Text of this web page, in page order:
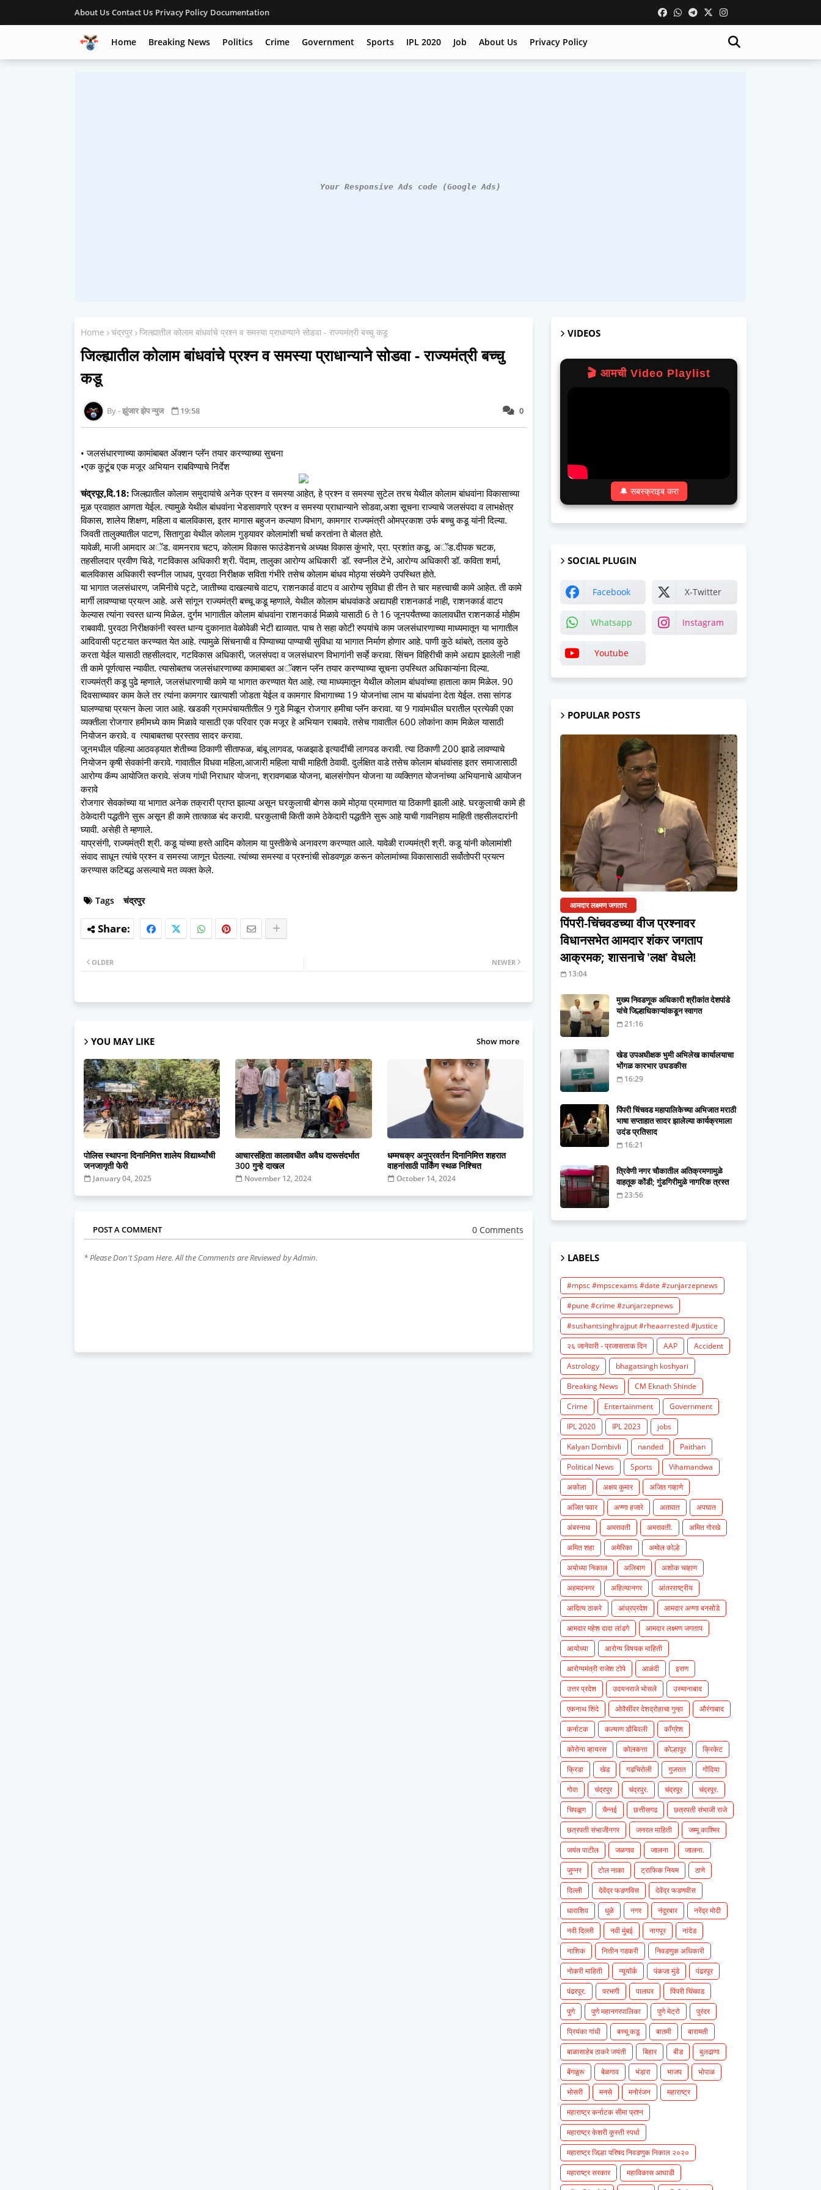
About Us Contact Us Privacy Policy Documentation
Home Breaking News Politics Crime Government Sports IPL 2020 Job About Us Privacy Policy
Your Responsive Ads code (Google Ads)
Home चंद्रपुर जिल्ह्यातील कोलाम बांधवांचे प्रश्न व समस्या प्राधान्याने सोडवा - राज्यमंत्री बच्चु कडू
जिल्ह्यातील कोलाम बांधवांचे प्रश्न व समस्या प्राधान्याने सोडवा - राज्यमंत्री बच्चु
कडू
0
झुंजार झेप न्युज 19:58
• जलसंधारणाच्या कामांबाबत ॲक्शन प्लॅन तयार करण्याच्या सुचना
•एक कुटूंब एक मजूर अभियान राबविण्याचे निर्देश
चंद्रपूर,दि.18:जिल्ह्यातील कोलाम समुदायांचे अनेक प्रश्न व समस्या आहेत, हे प्रश्न व समस्या सुटेल तरच येथील कोलाम बांधवांना विकासाच्या
मूळ प्रवाहात आणता येईल. त्यामुळे येथील बांधवांना भेडसावणारे प्रश्न व समस्या प्राधान्याने सोडवा,अशा सूचना राज्याचे जलसंपदा व लाभक्षेत्र
विकास, शालेय शिक्षण, महिला व बालविकास, इतर मागास बहुजन कल्याण विभाग, कामगार राज्यमंत्री ओमप्रकाश उर्फ बच्चु कडू यांनी दिल्या.
जिवती तालुक्यातील पाटण, सितागुडा येथील कोलाम गुड्यावर कोलामांशी चर्चा करतांना ते बोलत होते.
यावेळी, माजी आमदार अॅड. वामनराव चटप, कोलाम विकास फाउंडेशनचे अध्यक्ष विकास कुंभारे, प्रा. प्रशांत कडू, अॅड.दीपक चटक,
तहसीलदार प्रवीण चिडे, गटविकास अधिकारी श्री. पेंदाम, तालुका आरोग्य अधिकारी डॉ. स्वप्नील टेंभे, आरोग्य अधिकारी डॉ. कविता शर्मा,
बालविकास अधिकारी स्वप्नील जाधव, पुरवठा निरीक्षक सविता गंभीरे तसेच कोलाम बांधव मोठ्या संख्येने उपस्थित होते.
या भागात जलसंधारण, जमिनीचे पट्टे, जातीच्या दाखल्याचे वाटप, राशनकार्ड वाटप व आरोग्य सुविधा ही तीन ते चार महत्त्वाची कामे आहेत. ती कामे
मार्गी लावण्याचा प्रयत्न आहे. असे सांगून राज्यमंत्री बच्चू कडू म्हणाले, येथील कोलाम बांधवांकडे अद्यापही राशनकार्ड नाही, राशनकार्ड वाटप
केल्यास त्यांना स्वस्त धान्य मिळेल. दुर्गम भागातील कोलाम बांधवांना राशनकार्ड मिळावे यासाठी 6 ते 16 जूनपर्यंतच्या कालावधीत राशनकार्ड मोहीम
राबवावी. पुरवठा निरीक्षकांनी स्वस्त धान्य दुकानात वेळोवेळी भेटी द्याव्यात. पाच ते सहा कोटी रुपयांचे काम जलसंधारणाच्या माध्यमातून या भागातील
आदिवासी पट्टयात करण्यात येत आहे. त्यामुळे सिंचनाची व पिण्याच्या पाण्याची सुविधा या भागात निर्माण होणार आहे. पाणी कुठे थांबते, तलाव कुठे
करता येईल यासाठी तहसीलदार, गटविकास अधिकारी, जलसंपदा व जलसंधारण विभागांनी सर्व्हे करावा. सिंचन विहिरीची कामे अद्याप झालेली नाही
ती कामे पूर्णत्वास न्यावीत. त्यासोबतच जलसंधारणाच्या कामाबाबत अॅक्शन प्लॅन तयार करण्याच्या सूचना उपस्थित अधिकाऱ्यांना दिल्या.
राज्यमंत्री कडू पुढे म्हणाले, जलसंधारणाची कामे या भागात करण्यात येत आहे. त्या माध्यमातून येथील कोलाम बांधवांच्या हाताला काम मिळेल. 90
दिवसाच्यावर काम केले तर त्यांना कामगार खात्याशी जोडता येईल व कामगार विभागाच्या 19 योजनांचा लाभ या बांधवांना देता येईल. तसा सांगड
घालण्याचा प्रयत्न केला जात आहे. खडकी ग्रामपंचायतीतील 9 गुडे मिळून रोजगार हमीचा प्लॅन करावा. या 9 गावांमधील घरातील प्रत्येकी एका
व्यक्तीला रोजगार हमीमध्ये काम मिळावे यासाठी एक परिवार एक मजूर हे अभियान राबवावे. तसेच गावातील 600 लोकांना काम मिळेल यासाठी
नियोजन करावे. व त्याबाबतचा प्रस्ताव सादर करावा.
जूनमधील पहिल्या आठवड्यात शेतीच्या ठिकाणी सीताफळ, बांबू लागवड, फळझाडे इत्यादींची लागवड करावी. त्या ठिकाणी 200 झाडे लावण्याचे
नियोजन कृषी सेवकांनी करावे. गावातील विधवा महिला,आजारी महिला याची माहिती ठेवावी. दुर्लक्षित वाडे तसेच कोलाम बांधवांसह इतर समाजासाठी
आरोग्य कॅम्प आयोजित करावे. संजय गांधी निराधार योजना, श्रावणबाळ योजना, बालसंगोपन योजना या व्यक्तिगत योजनांच्या अभियानाचे आयोजन
करावे
रोजगार सेवकांच्या या भागात अनेक तक्रारी प्राप्त झाल्या असून घरकुलाची बोगस कामे मोठ्या प्रमाणात या ठिकाणी झाली आहे. घरकुलाची कामे ही
ठेकेदारी पद्धतीने सुरू असून ही कामे तात्काळ बंद करावी. घरकुलाची किती कामे ठेकेदारी पद्धतीने सुरू आहे याची गावनिहाय माहिती तहसीलदारांनी
घ्यावी. असेही ते म्हणाले.
याप्रसंगी, राज्यमंत्री श्री. कडू यांच्या हस्ते आदिम कोलाम या पुस्तीकेचे अनावरण करण्यात आले. यावेळी राज्यमंत्री श्री. कडू यांनी कोलामांशी
संवाद साधून त्यांचे प्रश्न व समस्या जाणून घेतल्या. त्यांच्या समस्या व प्रश्नांची सोडवणूक करून कोलामांच्या विकासासाठी सर्वोतोपरी प्रयत्न
करण्यास कटिबद्ध असल्याचे मत व्यक्त केले.
Tags चंद्रपुर
NEWER
OLDER
YOU MAY LIKE Show more
पोलिस स्थापना दिनानिमित्त शालेय विद्यार्थ्यांची
जनजागृती फेरी
January 04, 2025
आचारसंहिता कालावधीत अवैध दारूसंदर्भात
300 गुन्हे दाखल
November 12, 2024
धम्मचक्र अनुप्रवर्तन दिनानिमित्त शहरात
वाहनांसाठी पार्किंग स्थळ निश्चित
October 14, 2024
POST A COMMENT 0 Comments
* Please Don't Spam Here. All the Comments are Reviewed by Admin.
VIDEOS
🎬 आमची Video Playlist
🔔 सबस्क्राइब करा
SOCIAL PLUGIN
Facebook X-Twitter
Whatsapp Instagram
Youtube
POPULAR POSTS
आमदार लक्ष्मण जगताप
पिंपरी-चिंचवडच्या वीज प्रश्नावर
विधानसभेत आमदार शंकर जगताप
आक्रमक; शासनाचे 'लक्ष' वेधले!
13:04
मुख्य निवडणूक अधिकारी श्रीकांत देशपांडे
यांचे जिल्हाधिकाऱ्यांकडून स्वागत
21:16
खेड उपअधीक्षक भुमी अभिलेख कार्यालयाचा
भोंगळ कारभार उघडकीस
16:29
पिंपरी चिंचवड महापालिकेच्या अभिजात मराठी
भाषा सप्ताहात सादर झालेल्या कार्यक्रमाला
उदंड प्रतिसाद
16:21
त्रिवेणी नगर चौकातील अतिक्रमणामुळे
वाहतूक कोंडी; गुंडगिरीमुळे नागरिक त्रस्त
23:56
LABELS
#mpsc #mpscexams #date #zunjarzepnews
#pune #crime #zunjarzepnews
#sushantsinghrajput #rheaarrested #justice
२६ जानेवारी - प्रजासत्ताक दिन
AAP
Accident
Astrology
bhagatsingh koshyari
Breaking News
CM Eknath Shinde
Crime
Entertainment
Government
IPL 2020
IPL 2023
jobs
Kalyan Dombivli
nanded
Paithan
Political News
Sports
Vihamandwa
अकोला
अक्षय कुमार
अजित गव्हाणे
अजित पवार
अण्णा हजारे अतघात
अपघात
अंबरनाथ
अमरावती अमरावती.
अमित गोरखे
अमित शहा
अमेरिका
अमोल कोल्हे
अयोध्या निकाल
अलिबाग
अशोक चव्हाण
अहमदनगर
अहिल्यानगर
आंतरराष्ट्रीय
आदित्य ठाकरे
आंध्रप्रदेश
आमदार अण्णा बनसोडे
आमदार महेश दादा लांडगे
आमदार लक्ष्मण जगताप
आयोध्या
आरोग्य विषयक माहिती
आरोग्यमंत्री राजेश टोपे
आळंदी
इराण
उत्तर प्रदेश
उदयनराजे भोसले
उस्मानाबाद
एकनाथ शिंदे
ओवैसींवर देशद्रोहाचा गुन्हा
औरंगाबाद
कर्नाटक
कल्याण डोंबिवली
काँग्रेश
कोरोना व्हायरस
कोलकत्ता कोल्हापूर
क्रिकेट
क्रिडा
खेड गडचिरोली गुजरात
गोंदिया
गोवा
चंद्रपुर चंद्रपुर. चंद्रपूर
चंद्रपूर.
चिपळूण
चैन्नई छत्तीसगढ
छत्रपती संभाजी राजे
छत्रपती संभाजीनगर
जनरल माहिती
जम्मू काश्मिर
जयंत पाटील
जळगाव जालना
जालना.
जुन्नर
टोल नाका ट्राफिक नियम
ठाणे
दिल्ली
देवेंद्र फडणविस
देवेंद्र फडणवीस
धाराशिव
धुळे नगर नंदुरबार
नरेंद्र मोदी
नवी दिल्ली
नवी मुंबई नागपूर
नांदेड
नाशिक
नितीन गडकरी
निवडणुक अधिकारी
नोकरी माहिती
न्यूयॉर्क पंकजा मुंडे
पंढरपूर
पंढरपूर.
परभणी पालघर
पिंपरी चिंचवड
पुणे
पुणे महानगरपालिका पुणे मेट्रो
पुरंदर
प्रियंका गांधी
बच्चू कडू बातमी
बारामती
बाळासाहेब ठाकरे जयंती
बिहार बीड
बुलढाणा
बेंगळुरू
बेळगाव भंडारा भाजप
भोपाळ
भोसरी
मनसे मनोरंजन
महाराष्ट्र
महाराष्ट्र कर्नाटक सीमा प्रश्न
महाराष्ट्र केशरी कुस्ती स्पर्धा
महाराष्ट्र जिल्हा परिषद निवडणुक निकाल २०२०
महाराष्ट्र सरकार
महाविकास आघाडी